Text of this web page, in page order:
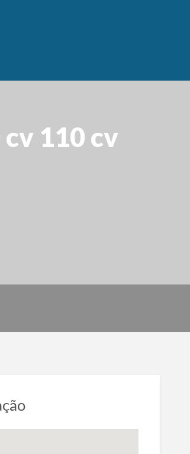
110 cv